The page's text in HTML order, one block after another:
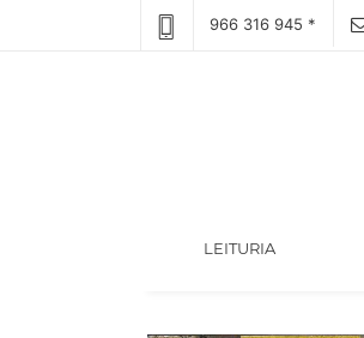
966 316 945 *
LEITURIA(CURRENT)